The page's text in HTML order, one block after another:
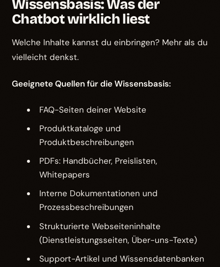
Wissensbasis: Was der
Chatbot wirklich liest
Welche Inhalte kannst du einbringen? Mehr als du
vielleicht denkst.
Geeignete Quellen für die Wissensbasis:
FAQ-Seiten deiner Website
Produktkataloge und
Produktbeschreibungen
PDFs: Handbücher, Preislisten,
Whitepapers
Interne Dokumentationen und
Prozessbeschreibungen
Strukturierte Webseiteninhalte
(Dienstleistungsseiten, Über-uns-Texte)
Support-Artikel und Wissensdatenbanken